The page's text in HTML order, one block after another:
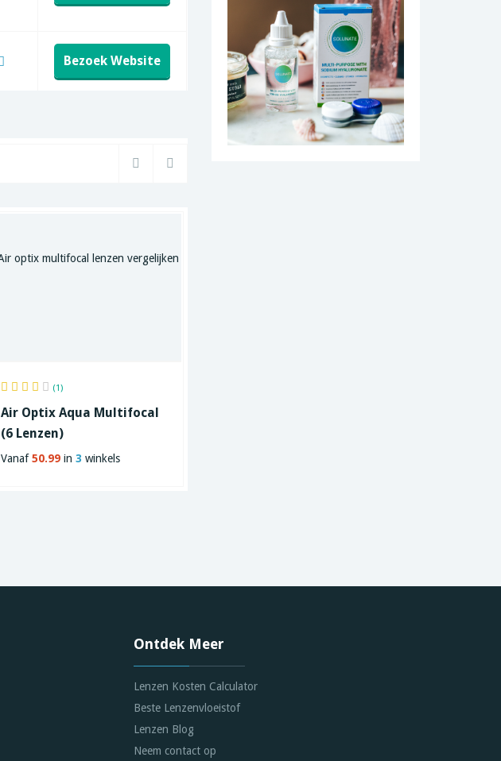
Bezoek Website
(1)
Air Optix Aqua Multifocal
(6 Lenzen)
Vanaf50.99 in 3 winkels
Ontdek Meer
Lenzen Kosten Calculator
Beste Lenzenvloeistof
Lenzen Blog
Neem contact op